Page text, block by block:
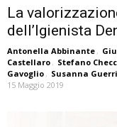
La
dell’Igienista
Antonella Abbinante ,
Castellaro , Stefano
Gavoglio , Susanna
15 Maggio 2019